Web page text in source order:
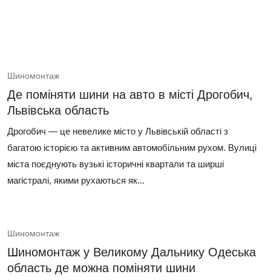
Шиномонтаж
Де поміняти шини на авто в місті Дрогобич,
Львівська область
Дрогобич — це невелике місто у Львівській області з
багатою історією та активним автомобільним рухом. Вулиці
міста поєднують вузькі історичні квартали та ширші
магістралі, якими рухаються як...
Шиномонтаж
Шиномонтаж у Великому Дальнику Одеська
область де можна поміняти шини